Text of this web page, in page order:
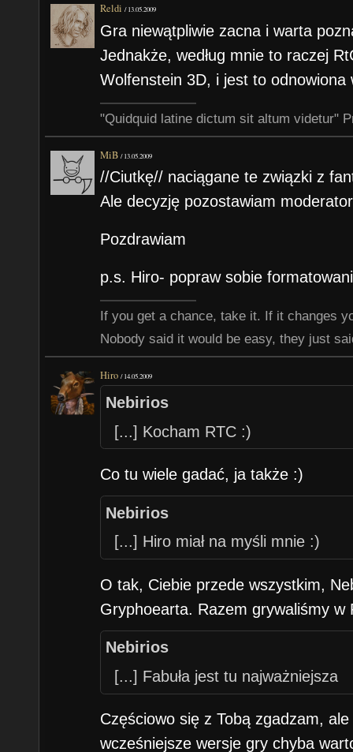
Reldi /13.05.2009
Gra niewątpliwie zacna i warta
Jednakże, według mnie to raczej
Wolfenstein 3D, i jest to odnowiona
"Quidquid latine dictum sit altum videtur"
MiB /13.05.2009
//Ciutkę// naciągane te związki z
Ale decyzję pozostawiam
Pozdrawiam
p.s. Hiro- popraw sobie
If you get a chance, take it. If it changes
Nobody said it would be easy, they just
Hiro /14.05.2009
Nebirios
[...] Kocham RTC :)
Co tu wiele gadać, ja także :)
Nebirios
[...] Hiro miał na myśli mnie :)
O tak, Ciebie przede wszystkim,
Gryphoearta. Razem grywaliśmy w
Nebirios
[...] Fabuła jest tu najważniejsza
Częściowo się z Tobą zgadzam,
wcześniejsze wersje gry chyba